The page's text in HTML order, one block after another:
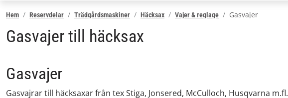
Hem Reservdelar Trädgårdsmaskiner Häcksax Vajer & reglage Gasvajer
Gasvajer till häcksax
Gasvajer
Gasvajrar till häcksaxar från tex Stiga, Jonsered, McCulloch, Husqvarna m.fl.